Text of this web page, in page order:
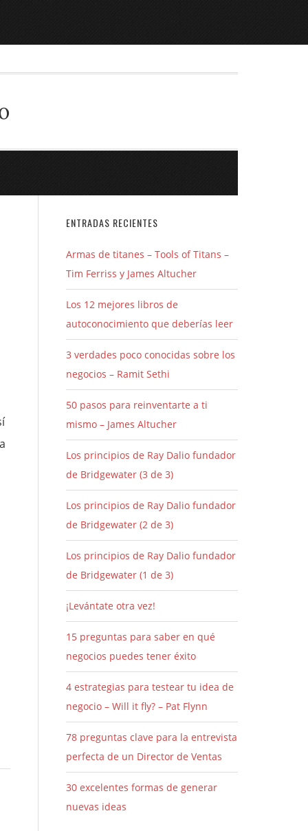
ENTRADAS RECIENTES
Armas de titanes – Tools of Titans –
Tim Ferriss y James Altucher
Los 12 mejores libros de
autoconocimiento que deberías leer
3 verdades poco conocidas sobre los
negocios – Ramit Sethi
50 pasos para reinventarte a ti
mismo – James Altucher
Los principios de Ray Dalio fundador
de Bridgewater (3 de 3)
Los principios de Ray Dalio fundador
de Bridgewater (2 de 3)
Los principios de Ray Dalio fundador
de Bridgewater (1 de 3)
¡Levántate otra vez!
15 preguntas para saber en qué
negocios puedes tener éxito
4 estrategias para testear tu idea de
negocio – Will it fly? – Pat Flynn
78 preguntas clave para la entrevista
perfecta de un Director de Ventas
30 excelentes formas de generar
nuevas ideas